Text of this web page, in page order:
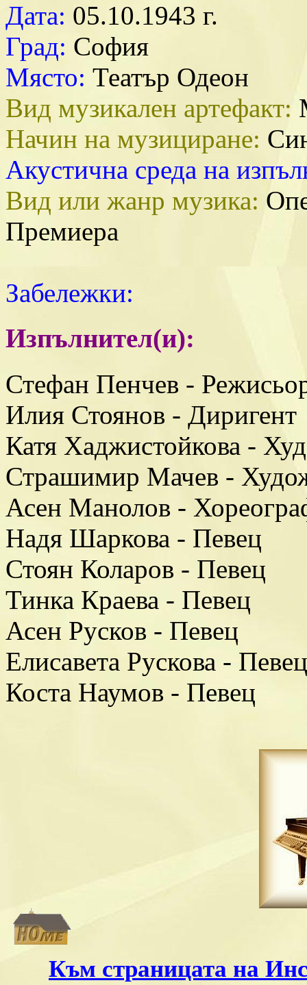
Дата: 05.10.1943 г.
Град: София
Място: Театър Одеон
Вид музикален артефакт:
Начин на музициране:
Акустична среда на
Вид или жанр музика:
Премиера
Забележки:
Изпълнител(и):
Стефан Пенчев -
Илия Стоянов - Диригент
Катя Хаджистойкова -
Страшимир Мачев -
Асен Манолов -
Надя Шаркова - Певец
Стоян Коларов - Певец
Тинка Краева - Певец
Асен Русков - Певец
Елисавета Рускова - Певец
Коста Наумов - Певец
Към страницата на